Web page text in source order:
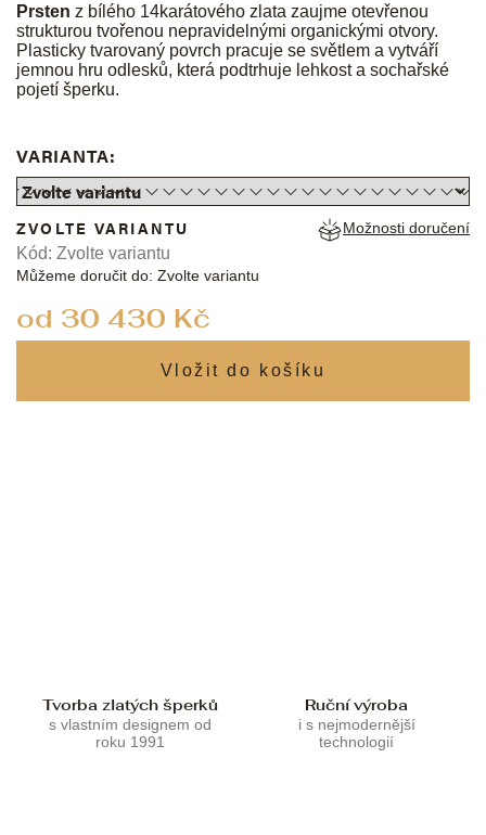
Prsten z bílého 14karátového zlata zaujme otevřenou
strukturou tvořenou nepravidelnými organickými otvory.
Plasticky tvarovaný povrch pracuje se světlem a vytváří
jemnou hru odlesků, která podtrhuje lehkost a sochařské
pojetí šperku.
VARIANTA:
od 30 430 Kč
ZVOLTE VARIANTU
Můžeme doručit do: Zvolte variantu
Možnosti doručení
Kód: Zvolte variantu
Tvorba zlatých šperků
s vlastním designem od
roku 1991
Ruční výroba
i s nejmodernější
technologií